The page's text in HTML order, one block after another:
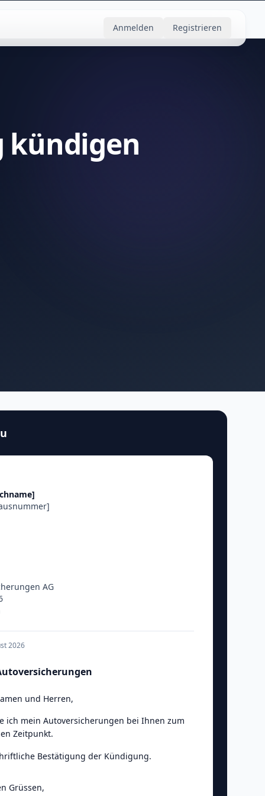
Anmelden Registrieren
kündigen
AG
2026
und Herren,
ich mein Autoversicherungen bei Ihnen zum
Zeitpunkt.
Bestätigung der Kündigung.
Grüssen,